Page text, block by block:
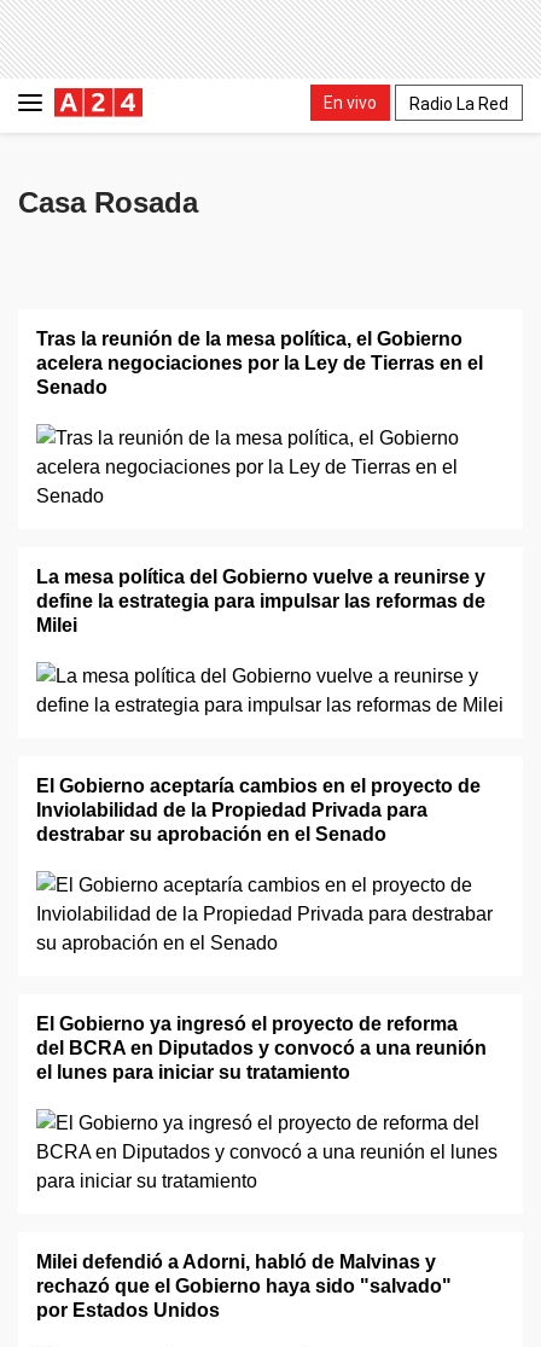
En vivo Radio La Red
Casa Rosada
Tras la reunión de la mesa política, el Gobierno
acelera negociaciones por la Ley de Tierras en el
Senado
La mesa política del Gobierno vuelve a reunirse y
define la estrategia para impulsar las reformas de
Milei
El Gobierno aceptaría cambios en el proyecto de
Inviolabilidad de la Propiedad Privada para
destrabar su aprobación en el Senado
El Gobierno ya ingresó el proyecto de reforma
del BCRA en Diputados y convocó a una reunión
el lunes para iniciar su tratamiento
Milei defendió a Adorni, habló de Malvinas y
rechazó que el Gobierno haya sido "salvado"
por Estados Unidos